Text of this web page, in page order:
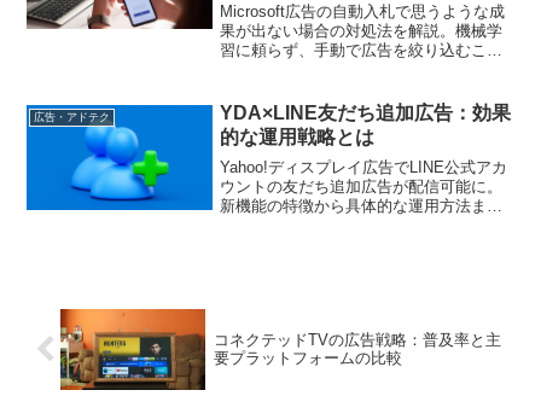
Microsoft広告の自動入札で思うような成
果が出ない場合の対処法を解説。機械学
習に頼らず、手動で広告を絞り込むこと
広告・アドテク
YDA×LINE友だち追加広告：効果
的な運用戦略とは
Yahoo!ディスプレイ広告でLINE公式アカ
ウントの友だち追加広告が配信可能に。
新機能の特徴から具体的な運用方法ま
コネクテッドTVの広告戦略：普及率と主
要プラットフォームの比較